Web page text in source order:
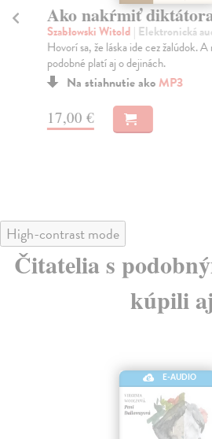
Ako nakŕmiť
Szabłowski Witold | Elektronická
Hovorí sa, že láska ide cez žalúdok.
podobné platí aj o dejinách.
Na stiahnutie akoMP3
17,00 €
High-contrast mode
Čitatelia s
kúpili
E-AUDIO